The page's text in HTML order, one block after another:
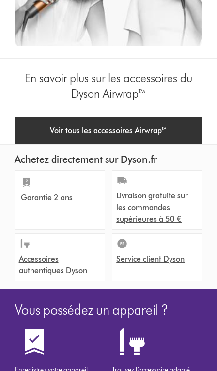
En savoir plus sur les accessoires du
Dyson Airwrap™
Voir tous les accessoires Airwrap™
Achetez directement sur Dyson.fr
Garantie 2 ans
Livraison gratuite sur
les commandes
supérieures à 50 €
Accessoires
authentiques Dyson
Service client Dyson
Vous possédez un appareil ?